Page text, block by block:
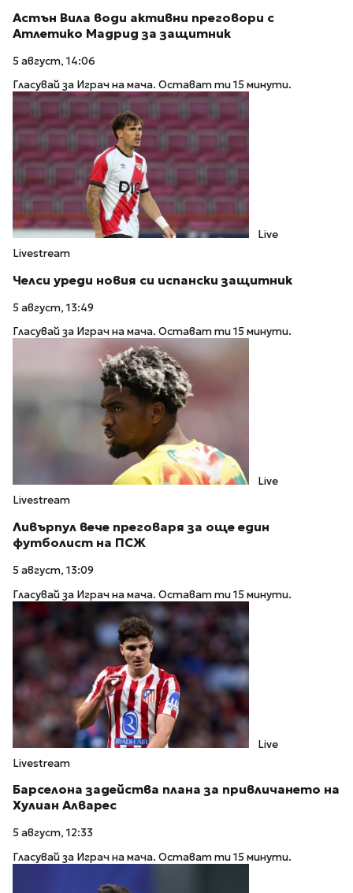
Астън Вила води активни преговори с
Атлетико Мадрид за защитник
5 август, 14:06
Гласувай за Играч на мача. Остават ти 15 минути.
Live
Livestream
Челси уреди новия си испански защитник
5 август, 13:49
Гласувай за Играч на мача. Остават ти 15 минути.
Live
Livestream
Ливърпул вече преговаря за още един
футболист на ПСЖ
5 август, 13:09
Гласувай за Играч на мача. Остават ти 15 минути.
Live
Livestream
Барселона задейства плана за привличането на
Хулиан Алварес
5 август, 12:33
Гласувай за Играч на мача. Остават ти 15 минути.